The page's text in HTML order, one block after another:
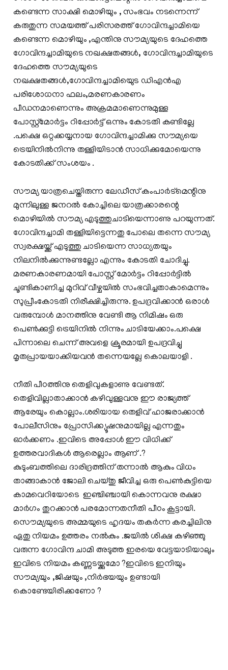
കണ്ടെന്ന സാക്ഷി മൊഴിയും , സംഭവം നടന്നെന്ന്
കരുതുന്ന സമയത്ത് പരിസരത്ത് ഗോവിന്ദച്ചാമിയെ
കണ്ടെന്ന മൊഴിയും ,എന്തിനു സൗമ്യയുടെ ദേഹത്തെ
ഗോവിന്ദച്ചാമിയുടെ നഖക്ഷതങ്ങള്‍, ഗോവിന്ദച്ചാമിയുടെ
ദേഹത്തെ സൗമ്യയുടെ
നഖക്ഷതങ്ങള്‍,ഗോവിന്ദച്ചാമിയുെട ഡിഎന്‍എ
പരിശോധനാ ഫലം,മരണകാരണം
പീഡനമാണെന്നും അക്രമമാണെന്നുമുള്ള
പോസ്റ്റ്‌മോര്‍ട്ടം റിപ്പോര്‍ട്ട് ഒന്നും കോടതി കണ്ടില്ലേ
.പക്ഷെ ഒറ്റക്കയ്യനായ ഗോവിന്ദച്ചാമിക്കു സൗമ്യയെ
ട്രെയിനില്‍നിന്നു തള്ളിയിടാന്‍ സാധിക്കുമോയെന്നു
കോടതിക്ക് സംശയം .
സൗമ്യ യാത്രചെയ്തിരുന്ന ലേഡീസ് കംപാര്‍ട്‌മെന്റിനു
മുന്നിലുള്ള ജനറല്‍ കോച്ചിലെ യാത്രക്കാരന്റെ
മൊഴിയില്‍ സൗമ്യ എടുത്തുചാടിയെന്നാണു പറയുന്നത്.
ഗോവിന്ദച്ചാമി തള്ളിയിട്ടെന്നതു പോലെ തന്നെ സൗമ്യ
സ്വരക്ഷയ്ക്ക് എടുത്തു ചാടിയെന്ന സാധ്യതയും
നിലനില്‍ക്കുന്നുണ്ടല്ലോ എന്നും കോടതി ചോദിച്ചു.
മരണകാരണമായി പോസ്റ്റ് മോര്‍ട്ടം റിപ്പോര്‍ട്ടില്‍
ചൂണ്ടികാണിച്ച മുറിവ് വീഴ്ചയില്‍ സംഭവിച്ചതാകാമെന്നും
സുപ്രീംകോടതി നിരീക്ഷിച്ചിരുന്നു. ഉപദ്രവിക്കാന്‍ ഒരാള്‍
വരുമ്പോള്‍ മാനത്തിനു വേണ്ടി ആ നിമിഷം ഒരു
പെണ്‍ക്കുട്ടി ട്രെയിനില്‍ നിന്നും ചാടിയേക്കാം.പക്ഷെ
പിന്നാലെ ചെന്ന് അവളെ ക്രൂരമായി ഉപദ്രവിച്ചു
മൃതപ്രായയാക്കിയവന്‍ തന്നെയല്ലേ കൊലയാളി .
നീതി പീഠത്തിനു തെളിവുകളാണു വേണ്ടത്‌.
തെളിവില്ലാതാക്കാൻ കഴിവുള്ളവനു ഈ രാജ്യത്ത്‌
ആരേയും കൊല്ലാം.ശരിയായ തെളിവ്‌ ഹാജരാക്കാൻ
പോലീസിനും പ്രോസിക്ക്യൂഷനുമായില്ല എന്നതും
ഓര്‍ക്കണം .ഇവിടെ അപ്പോള്‍ ഈ വിധിക്ക്
ഉത്തരവാദികള്‍ ആരെല്ലാം ആണ് .?
കുടുംബത്തിലെ ദാരിദ്രത്തിന് തന്നാല്‍ ആകും വിധം
താങ്ങാകാന്‍ ജോലി ചെയ്തു ജീവിച്ച ഒരു പെണ്‍കുട്ടിയെ
കാമവെറിയോടെ ഇഞ്ചിഞ്ചായി കൊന്നവനു രക്ഷാ
മാര്‍ഗം തുറക്കാന്‍ പരമോന്നതനീതി പീഠം കൂട്ടായി.
സൌമ്യയുടെ അമ്മയുടെ ഹൃദയം തകര്‍ന്ന കരച്ചിലിനു
ഏതു നിയമം ഉത്തരം നല്‍കും .ജയില്‍ ശിക്ഷ കഴിഞ്ഞു
വരുന്ന ഗോവിന്ദ ചാമി അടുത്ത ഇരയെ വേട്ടയാടിയാലും
ഇവിടെ നിയമം കണ്ണടയ്ക്കുമോ ?ഇവിടെ ഇനിയും
സൗമ്യയും ,ജിഷയും ,നിര്‍ഭയയും ഉണ്ടായി
കൊണ്ടേയിരിക്കണോ ?